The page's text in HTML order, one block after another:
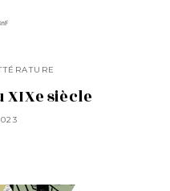
siècle